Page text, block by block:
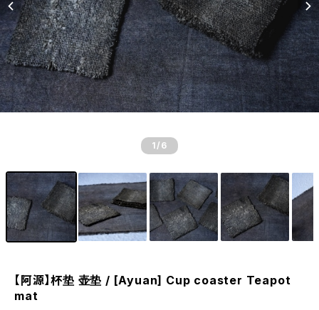
1 /6
【阿源】杯垫 壶垫 / [Ayuan] Cup coaster Teapot
mat